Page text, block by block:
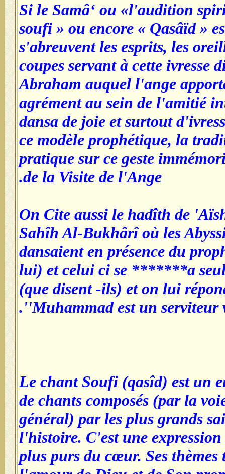
Si le Samâ‘ ou «l'audition
soufi » ou encore « Qasâïd »
s'abreuvent les esprits, les
coupes servant à cette ivresse
Abraham auquel l'ange
agrément au sein de l'amitié
dansa de joie et surtout
ce modèle prophétique, la
pratique sur ce geste
de la Visite de l'Ange.
On Cite aussi le hadîth de
Sahîh Al-Bukhârî où les
dansaient en présence du
lui) et celui ci se *******a
(que disent -ils) et on lui
'Muhammad est un serviteur
Le chant Soufi (qasîd) est un
de chants composés (par la
général) par les plus grands
l'histoire. C'est une expression
plus purs du cœur. Ses